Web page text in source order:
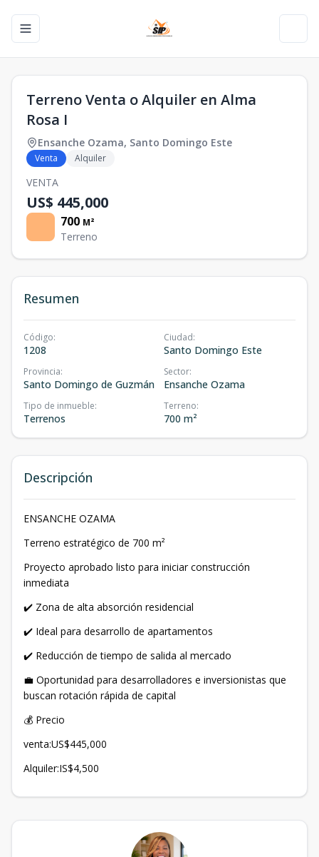
Toggle navigation menu
Terreno Venta o Alquiler en Alma
Rosa I
Ensanche Ozama, Santo Domingo Este
Venta Alquiler
VENTA
US$ 445,000
700 M²
Terreno
Resumen
Código:
1208
Ciudad:
Santo Domingo Este
Provincia:
Santo Domingo de Guzmán
Sector:
Ensanche Ozama
Tipo de inmueble:
Terrenos
Terreno:
700 m²
Descripción
ENSANCHE OZAMA
Terreno estratégico de 700 m²
Proyecto aprobado listo para iniciar construcción
inmediata
✔️ Zona de alta absorción residencial
✔️ Ideal para desarrollo de apartamentos
✔️ Reducción de tiempo de salida al mercado
💼 Oportunidad para desarrolladores e inversionistas que
buscan rotación rápida de capital
💰 Precio
venta:US$445,000
Alquiler:IS$4,500